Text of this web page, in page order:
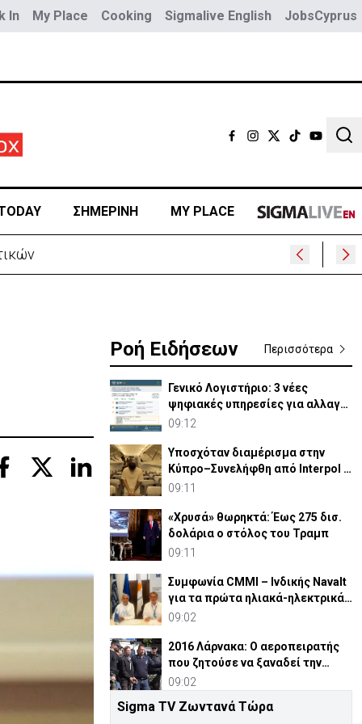
In My Place Cooking Sigmalive English JobsCyprus
ΣΗΜΕΡΙΝΗ MY PLACE
Ροή Ειδήσεων Περισσότερα
Γενικό Λογιστήριο: 3 νέες
ψηφιακές υπηρεσίες για αλλαγή
τραπεζικού λογαριασμού
09:12
Υποσχόταν διαμέρισμα στην
Κύπρο–Συνελήφθη από Interpol &
εκδόθηκε σε Καζακστάν
09:11
«Χρυσά» θωρηκτά: Έως 275 δισ.
δολάρια ο στόλος του Τραμπ
09:11
Συμφωνία CMMI – Ινδικής Navalt
για τα πρώτα ηλιακά-ηλεκτρικά
πλοία στην Κύπρο
09:02
2016 Λάρνακα: Ο αεροπειρατής
που ζητούσε να ξαναδεί την
πρώην γυναίκα του
09:02
Ουκρανία: Ρωσικά πλήγματα
Sigma TV Ζωντανά Τώρα